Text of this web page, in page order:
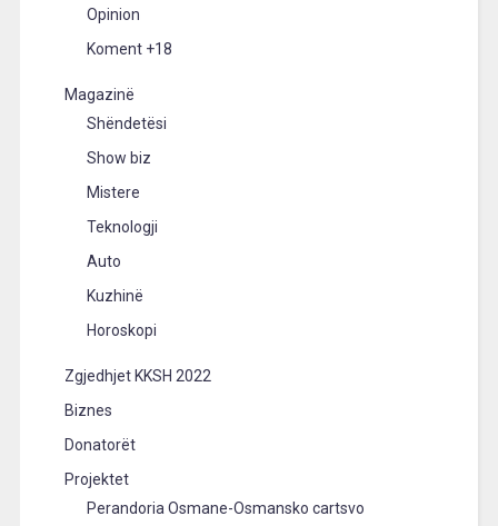
Opinion
Koment +18
Magazinë
Shëndetësi
Show biz
Mistere
Teknologji
Auto
Kuzhinë
Horoskopi
Zgjedhjet KKSH 2022
Biznes
Donatorët
Projektet
Perandoria Osmane-Osmansko cartsvo